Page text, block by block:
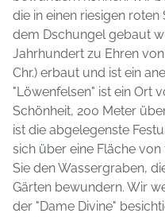
die in einen riesigen
dem Dschungel gebaut
Jahrhundert zu Ehren
Chr.) erbaut und ist ein
"Löwenfelsen" ist ein Ort
Schönheit, 200 Meter
ist die abgelegenste
sich über eine Fläche von
Sie den Wassergraben,
Gärten bewundern. Wir
der "Dame Divine"